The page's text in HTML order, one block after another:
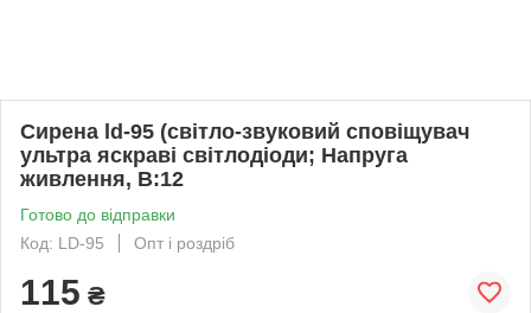
Сирена ld-95 (світло-звуковий сповіщувач
ультра яскраві світлодіоди; Напруга
живлення, В:12
Готово до відправки
Код: LD-95
Опт і роздріб
115 ₴